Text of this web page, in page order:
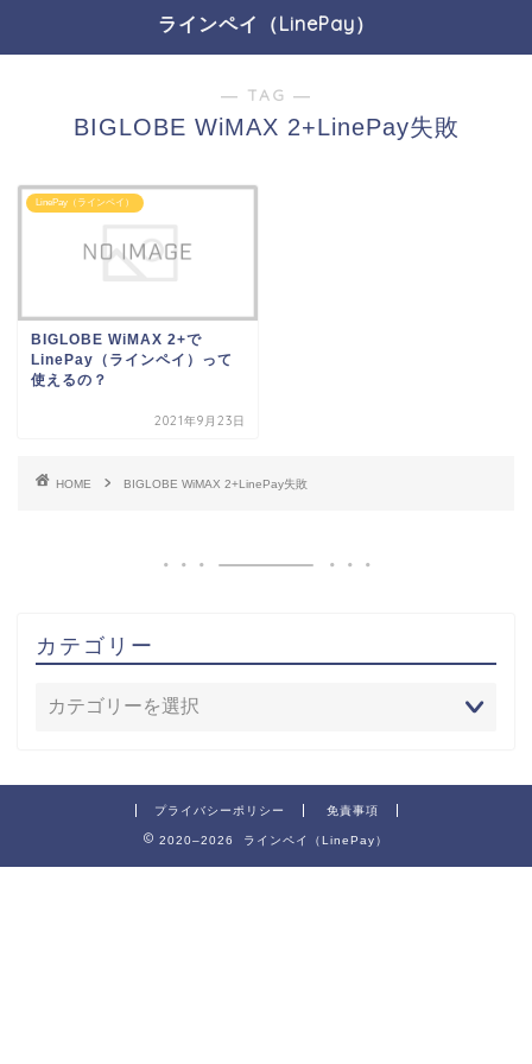
ラインペイ（LinePay）
― TAG ―
BIGLOBE WiMAX 2+LinePay失敗
LinePay（ラインペイ）
BIGLOBE WiMAX 2+で
LinePay（ラインペイ）って
使えるの？
2021年9月23日
HOME BIGLOBE WiMAX 2+LinePay失敗
カテゴリー
プライバシーポリシー 免責事項
2020–2026 ラインペイ（LinePay）